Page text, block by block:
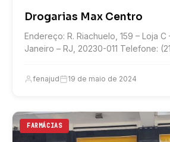
Drogarias Max Centro
Endereço: R. Riachuelo, 159 – Loja
Janeiro – RJ, 20230-011 Telefone:
fenajud 19 de maio de 2024
FARMÁCIAS